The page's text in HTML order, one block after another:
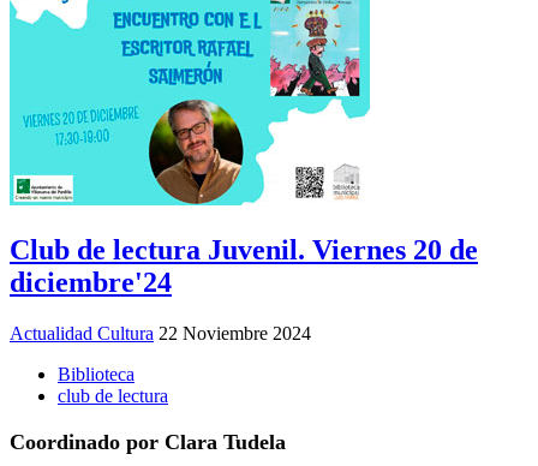
Club de lectura Juvenil. Viernes 20 de
diciembre'24
Actualidad Cultura 22 Noviembre 2024
Biblioteca
club de lectura
Coordinado por Clara Tudela